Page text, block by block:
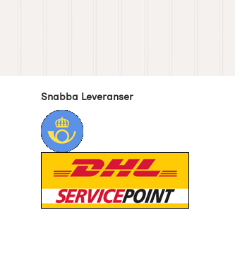
Snabba Leveranser